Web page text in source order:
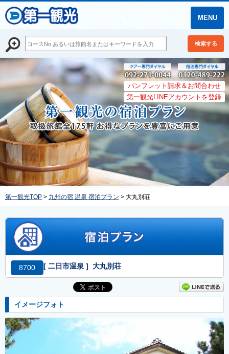
MENU
検索する
パンフレット請求＆お問合わせ
第一観光LINEアカウントを登録
第一観光TOP > 九州の宿 温泉 宿泊プラン > 大丸別荘
8700 [ 二日市温泉 ] 大丸別荘
イメージフォト